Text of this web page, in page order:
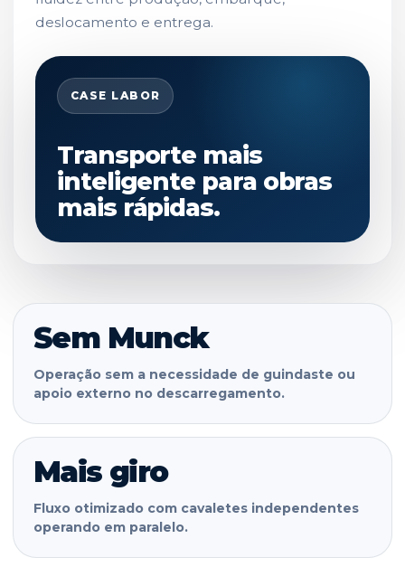
deslocamento e entrega.
CASE LABOR
Transporte mais
inteligente para obras
mais rápidas.
Sem Munck
Operação sem a necessidade de guindaste ou
apoio externo no descarregamento.
Mais giro
Fluxo otimizado com cavaletes independentes
operando em paralelo.